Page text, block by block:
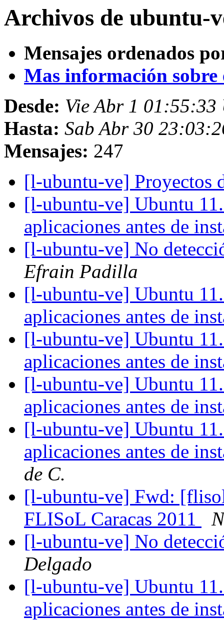
Archivos de ubuntu-
Mensajes ordenados
Mas información sobre
Desde: Vie Abr 1 01:55:33
Hasta: Sab Abr 30
Mensajes: 247
[l-ubuntu-ve] Proyectos
[l-ubuntu-ve] Ubuntu
aplicaciones antes de
[l-ubuntu-ve] No
Efrain Padilla
[l-ubuntu-ve] Ubuntu
aplicaciones antes de
[l-ubuntu-ve] Ubuntu
aplicaciones antes de
[l-ubuntu-ve] Ubuntu
aplicaciones antes de
[l-ubuntu-ve] Ubuntu
aplicaciones antes de
de C.
[l-ubuntu-ve] Fwd:
FLISoL Caracas 2011
[l-ubuntu-ve] No
Delgado
[l-ubuntu-ve] Ubuntu
aplicaciones antes de